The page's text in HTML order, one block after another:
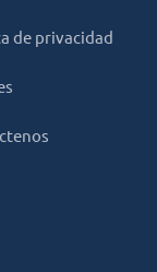
de privacidad